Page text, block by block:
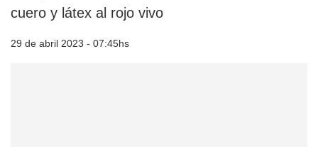
cuero y látex al rojo vivo
29 de abril 2023 - 07:45hs